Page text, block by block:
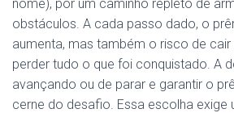
nome), por um caminho repleto de
obstáculos. A cada passo dado, o
aumenta, mas também o risco de
perder tudo o que foi conquistado. A
avançando ou de parar e garantir o
cerne do desafio. Essa escolha exige